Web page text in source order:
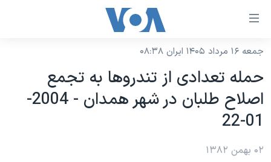
لینکهای
دسترسی
جهش
به
محتوای
اصلی
نسخه سبک وب‌سایت
موضوع ها
آمریکا
برنامه های تلویزیونی
جدول برنامه ها
جمعه ۱۶ مرداد ۱۴۰۵ ایران ۰۸:۳۸
حمله تعدادی از تندروها به تجمع
اصلاح طلبان در شهر همدان - 2004-
01-22
۰۲ بهمن ۱۳۸۲